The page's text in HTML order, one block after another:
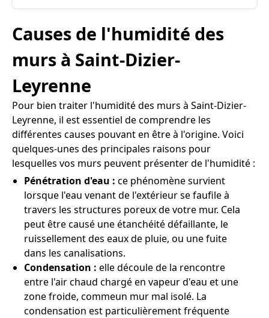
Causes de l'humidité des
murs à Saint-Dizier-
Leyrenne
Pour bien traiter l'humidité des murs à Saint-Dizier-
Leyrenne, il est essentiel de comprendre les
différentes causes pouvant en être à l'origine. Voici
quelques-unes des principales raisons pour
lesquelles vos murs peuvent présenter de l'humidité :
Pénétration d'eau : ce phénomène survient
lorsque l'eau venant de l'extérieur se faufile à
travers les structures poreux de votre mur. Cela
peut être causé une étanchéité défaillante, le
ruissellement des eaux de pluie, ou une fuite
dans les canalisations.
Condensation : elle découle de la rencontre
entre l'air chaud chargé en vapeur d'eau et une
zone froide, commeun mur mal isolé. La
condensation est particulièrement fréquente